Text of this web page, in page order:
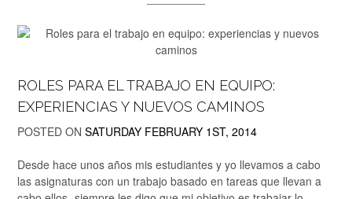
ROLES PARA EL TRABAJO EN EQUIPO:
EXPERIENCIAS Y NUEVOS CAMINOS
POSTED ON SATURDAY FEBRUARY 1ST, 2014
Desde hace unos años mis estudiantes y yo llevamos a cabo
las asignaturas con un trabajo basado en tareas que llevan a